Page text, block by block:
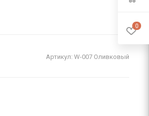
Артикул: W-007 Оливковый
0